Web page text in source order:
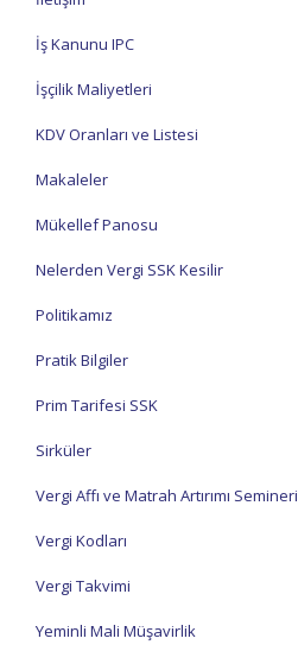
İş Kanunu IPC
İşçilik Maliyetleri
KDV Oranları ve Listesi
Makaleler
Mükellef Panosu
Nelerden Vergi SSK Kesilir
Politikamız
Pratik Bilgiler
Prim Tarifesi SSK
Sirküler
Vergi Affı ve Matrah Artırımı Semineri
Vergi Kodları
Vergi Takvimi
Yeminli Mali Müşavirlik